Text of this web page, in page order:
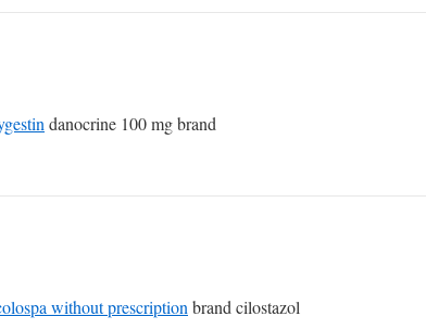
danocrine 100 mg brand
without prescription brand cilostazol